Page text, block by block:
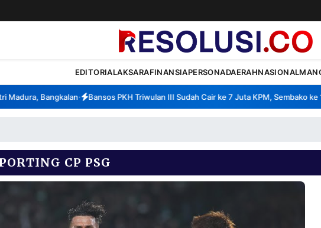
EDITORIALAKSARAFINANSIAPERSONADAERAHNASIONAL
Bangkalan• Bansos PKH Triwulan III Sudah Cair ke 7 Juta KPM, Sembako ke 12
CP PSG